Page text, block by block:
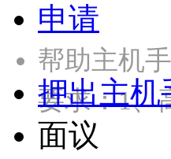
申请
帮助主机
要求：1
押出主机
面议